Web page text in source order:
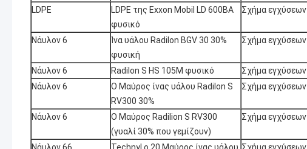
LDPE
LDPE της Exxon Mobil LD 600BA
φυσικό
Σχήμα εγχύσεων
Νάυλον 6
Ίνα υάλου Radilon BGV 30 30%
φυσική
Σχήμα εγχύσεων
Νάυλον 6 Radilon S HS 105M φυσικό Σχήμα εγχύσεων
Νάυλον 6
Ο Μαύρος ίνας υάλου Radilon S
RV300 30%
Σχήμα εγχύσεων
Νάυλον 6
Ο Μαύρος Radilion S RV300
(γυαλί 30% που γεμίζουν)
Σχήμα εγχύσεων